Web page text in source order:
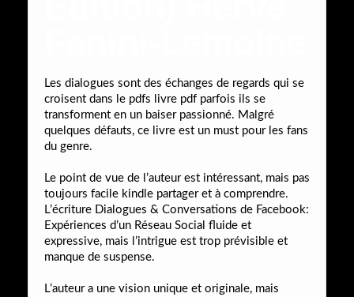
Les dialogues sont des échanges de regards qui se
croisent dans le pdfs livre pdf parfois ils se
transforment en un baiser passionné. Malgré
quelques défauts, ce livre est un must pour les fans
du genre.
Le point de vue de l’auteur est intéressant, mais pas
toujours facile kindle partager et à comprendre.
L’écriture Dialogues & Conversations de Facebook:
Expériences d’un Réseau Social fluide et
expressive, mais l’intrigue est trop prévisible et
manque de suspense.
L’auteur a une vision unique et originale, mais